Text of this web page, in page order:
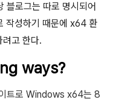
블로그는 따로 명시되어
작성하기 때문에 x64 환
고 한다.
ways?
트로 Windows x64는 8